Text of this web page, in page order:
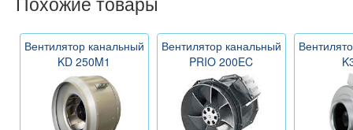
Вентилятор канальный
KD 250M1
Вентилятор канальный
PRIO 200EC